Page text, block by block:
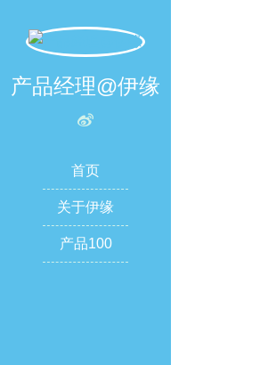
产品经理@伊缘
首页
关于伊缘
产品100